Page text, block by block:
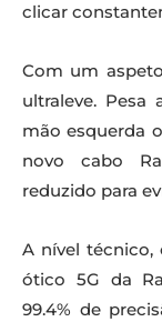
clicar
Com um
ultraleve. Pesa
mão esquerda
novo cabo
reduzido para
A nível técnico,
ótico 5G da
99.4% de